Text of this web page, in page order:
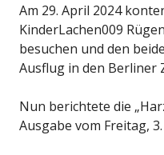
Am 29. April 2024
KinderLachen009
besuchen und den
Ausflug in den Berliner
Nun berichtete die
Ausgabe vom Freitag,